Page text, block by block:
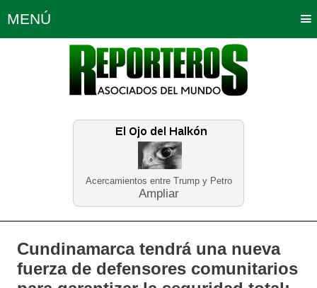
Acercamientos entre Trump y Petro
Ampliar
MENÚ
Política Opinión Bogotá
Planeta Tierra Deportes
Educación Neira
Cundinamarca tendrá una nueva
fuerza de defensores comunitarios